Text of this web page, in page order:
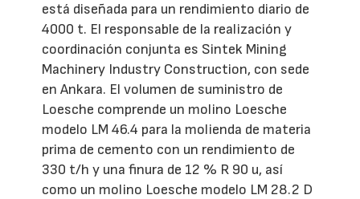
está diseñada para un rendimiento diario de
4000 t. El responsable de la realización y
coordinación conjunta es Sintek Mining
Machinery Industry Construction, con sede
en Ankara. El volumen de suministro de
Loesche comprende un molino Loesche
modelo LM 46.4 para la molienda de materia
prima de cemento con un rendimiento de
330 t/h y una finura de 12 % R 90 u, así
como un molino Loesche modelo LM 28.2 D